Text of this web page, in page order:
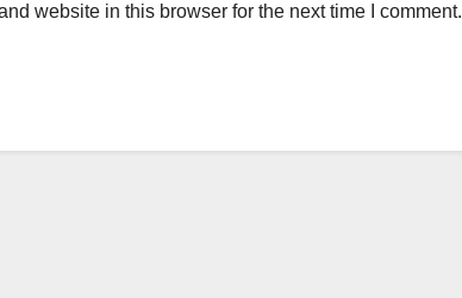
website in this browser for the next time I comment.